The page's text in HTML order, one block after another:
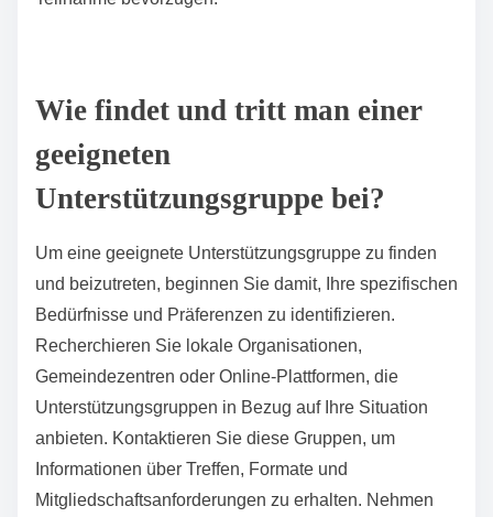
mobile app-basierte Gemeinschaften und hybride
Treffen, die persönliche und Online-Teilnahme
kombinieren. Diese Formate verbessern die
Zugänglichkeit und das Engagement für verschiedene
Teilnehmer. Virtuelle Realität bietet immersive
Erfahrungen, während mobile Apps fortlaufende
Unterstützung und Verbindung erleichtern. Hybride
Modelle ermöglichen Flexibilität und richten sich an
diejenigen, die persönliche Interaktion oder remote
Teilnahme bevorzugen.